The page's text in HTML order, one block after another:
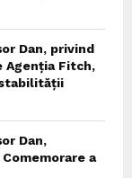
Dan, privind
Agenția Fitch,
stabilității
Dan,
a